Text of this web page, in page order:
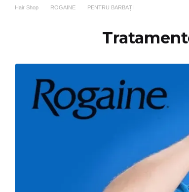
Hair Shop ROGAINE PENTRU BARBAȚI